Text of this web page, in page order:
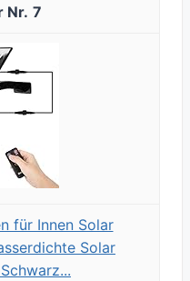
7
für Innen Solar
Solar